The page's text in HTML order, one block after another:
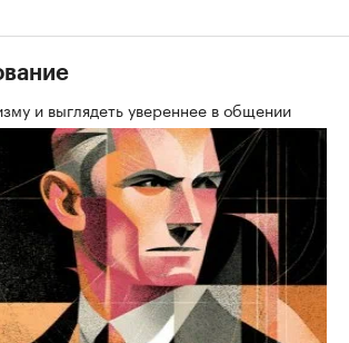
и выглядеть увереннее в общении